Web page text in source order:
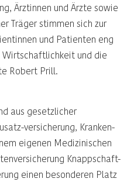
Ärztinnen und Ärzte sowie
Träger stimmen sich zur
und Patienten eng
Wirtschaftlichkeit und die
Robert Prill.
aus gesetzlicher
versicherung, Kranken-
eigenen Medizinischen
Knappschaft-
einen besonderen Platz